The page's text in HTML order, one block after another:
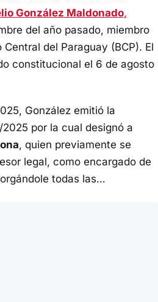
González Maldonado,
del año pasado, miembro
del Paraguay (BCP). El
constitucional el 6 de agosto
González emitió la
2025 por la cual designó a
, quien previamente se
legal, como encargado de
todas las…